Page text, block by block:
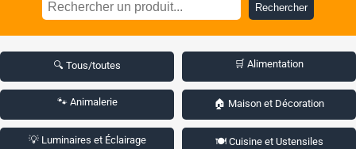
Rechercher
🔍 Tous/toutes 🛒 Alimentation
🐾 Animalerie 🏠 Maison et Décoration
💡 Luminaires et Éclairage 🍽️ Cuisine et Ustensiles